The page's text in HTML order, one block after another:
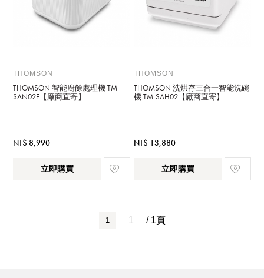
THOMSON
THOMSON 智能廚餘處理機 TM-
SAN02F【廠商直寄】
NT$ 8,990
立即購買
THOMSON
THOMSON 洗烘存三合一智能洗碗
機 TM-SAH02【廠商直寄】
NT$ 13,880
立即購買
1 / 1頁